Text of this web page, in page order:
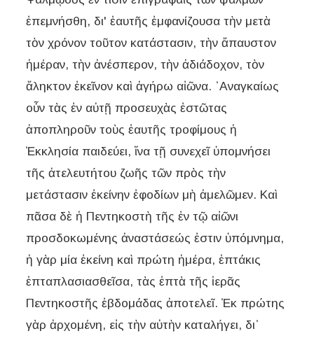
ἐπεμνήσθη, δι' ἑαυτῆς ἐμφανίζουσα τὴν μετὰ
τὸν χρόνον τοῦτον κατάστασιν, τὴν ἄπαυστον
ἡμέραν, τὴν ἀνέσπερον, τὴν ἀδιάδοχον, τὸν
ἄληκτον ἐκεῖνον καὶ ἀγήρω αἰῶνα. ᾽Αναγκαίως
οὖν τὰς ἐν αὐτῇ προσευχὰς ἐστῶτας
ἀποπληροῦν τοὺς ἑαυτῆς τροφίμους ἡ
Ἐκκλησία παιδεύει, ἵνα τῇ συνεχεῖ ὑπομνήσει
τῆς ἀτελευτήτου ζωῆς τῶν πρὸς τὴν
μετάστασιν ἐκείνην ἐφοδίων μὴ ἀμελῶμεν. Καὶ
πᾶσα δὲ ἡ Πεντηκοστὴ τῆς ἐν τῷ αἰῶνι
προσδοκωμένης ἀναστάσεώς ἐστιν ὑπόμνημα,
ἡ γὰρ μία ἐκείνη καὶ πρώτη ἡμέρα, ἑπτάκις
ἑπταπλασιασθεῖσα, τὰς ἑπτὰ τῆς ἱερᾶς
Πεντηκοστῆς ἑβδομάδας ἀποτελεῖ. Ἐκ πρώτης
γὰρ ἀρχομένη, εἰς τὴν αὐτὴν καταλήγει, δι᾽